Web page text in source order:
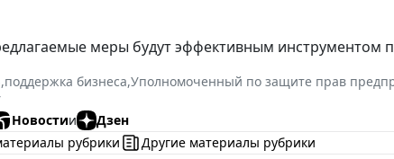
меры будут эффективным инструментом
,поддержка бизнеса,Уполномоченный по защите прав
Новостии
Дзен
рубрики
Другие материалы рубрики